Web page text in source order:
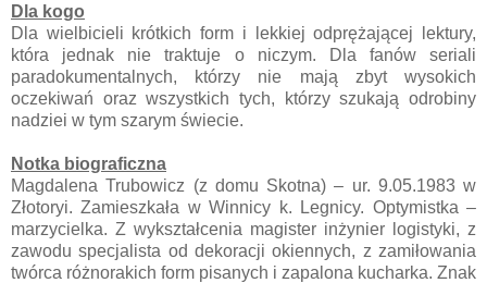
Dla kogo
Dla wielbicieli krótkich form i lekkiej odprężającej lektury,
która jednak nie traktuje o niczym. Dla fanów seriali
paradokumentalnych, którzy nie mają zbyt wysokich
oczekiwań oraz wszystkich tych, którzy szukają odrobiny
nadziei w tym szarym świecie.
Notka biograficzna
Magdalena Trubowicz (z domu Skotna) – ur. 9.05.1983 w
Złotoryi. Zamieszkała w Winnicy k. Legnicy. Optymistka –
marzycielka. Z wykształcenia magister inżynier logistyki, z
zawodu specjalista od dekoracji okiennych, z zamiłowania
twórca różnorakich form pisanych i zapalona kucharka. Znak